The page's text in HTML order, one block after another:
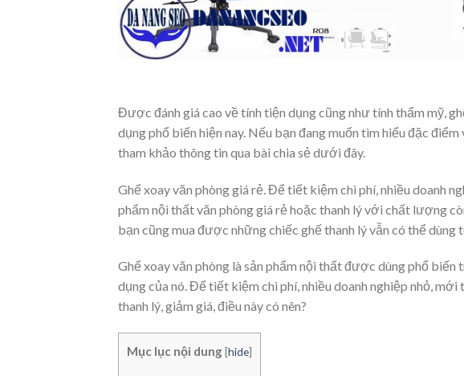
Được đánh giá cao về tính tiện dụng cũng như tính thẩm mỹ,
dụng phổ biến hiện nay. Nếu bạn đang muốn tìm hiểu đặc
tham khảo thông tin qua bài chia sẻ dưới đây.
Ghế xoay văn phòng giá rẻ. Để tiết kiệm chi phí, nhiều doanh
phẩm nội thất văn phòng giá rẻ hoặc thanh lý với chất lượng
bạn cũng mua được những chiếc ghế thanh lý vẫn có thể dùng
Ghế xoay văn phòng là sản phẩm nội thất được dùng phổ
dụng của nó. Để tiết kiệm chi phí, nhiều doanh nghiệp nhỏ,
thanh lý, giảm giá, điều này có nên?
Mục lục nội dung[hide]